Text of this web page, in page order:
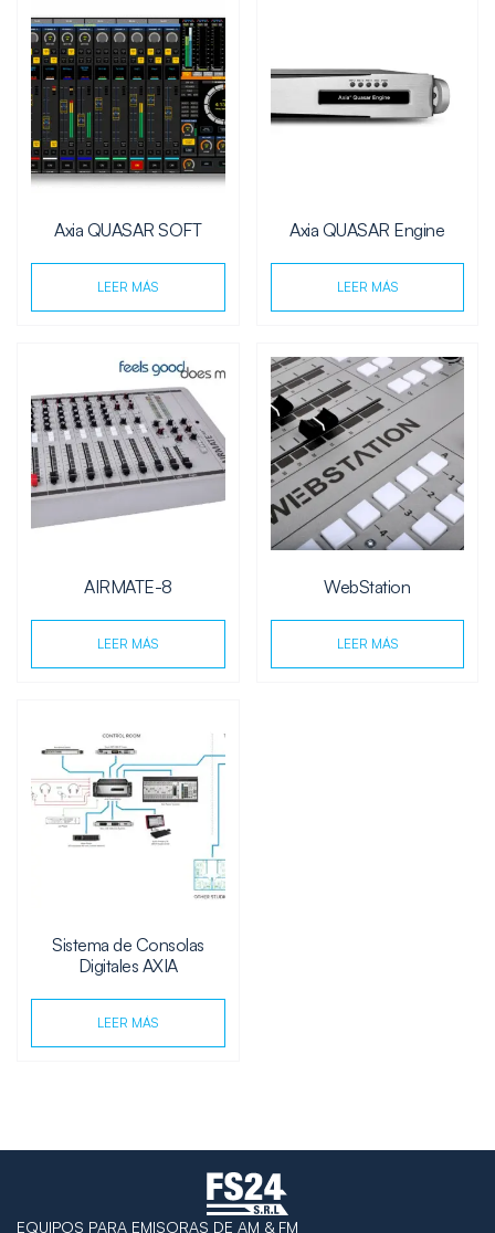
Axia QUASAR SOFT
LEER MÁS
Axia QUASAR Engine
LEER MÁS
AIRMATE-8
LEER MÁS
WebStation
LEER MÁS
Sistema de Consolas
Digitales AXIA
LEER MÁS
EQUIPOS PARA EMISORAS DE AM & FM